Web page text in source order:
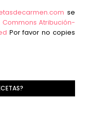
se
Commons Atribución-
Por favor no copies